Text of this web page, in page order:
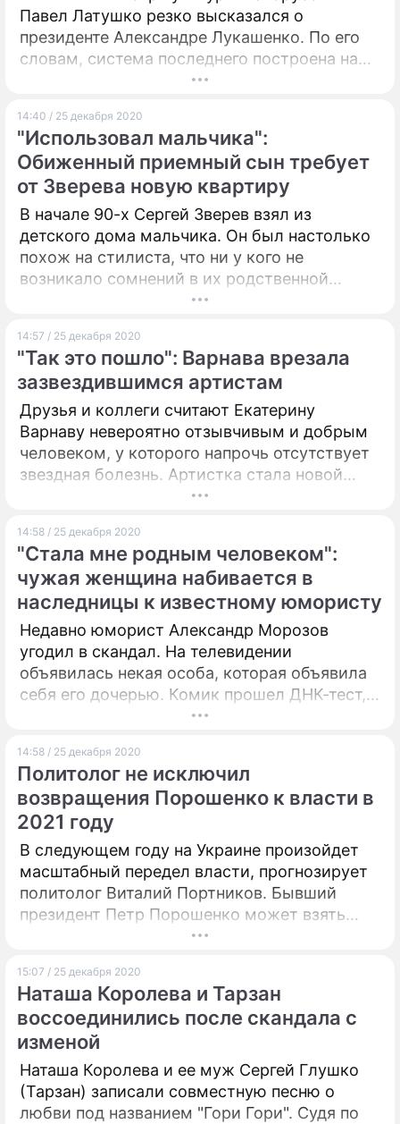
Павел Латушко резко высказался о
президенте Александре Лукашенко. По его
словам, система последнего построена на
14:40 / 25 декабря 2020
"Использовал мальчика":
Обиженный приемный сын требует
от Зверева новую квартиру
В начале 90-х Сергей Зверев взял из
детского дома мальчика. Он был настолько
похож на стилиста, что ни у кого не
возникало сомнений в их родственной
связи. Сам Сергей Зверев-младший узнал
конфликтах отца и сына тогда никто не мог
даже подумать.
14:57 / 25 декабря 2020
"Так это пошло": Варнава врезала
зазвездившимся артистам
Друзья и коллеги считают Екатерину
Варнаву невероятно отзывчивым и добрым
человеком, у которого напрочь отсутствует
звездная болезнь. Артистка стала новой
гостьей ютуб-шоу "Георгий за кадром", где
популярности.
14:58 / 25 декабря 2020
"Стала мне родным человеком":
чужая женщина набивается в
наследницы к известному юмористу
Недавно юморист Александр Морозов
угодил в скандал. На телевидении
объявилась некая особа, которая объявила
себя его дочерью. Комик прошел ДНК-тест,
результаты которого уже готовы.
14:58 / 25 декабря 2020
Политолог не исключил
возвращения Порошенко к власти в
2021 году
В следующем году на Украине произойдет
масштабный передел власти, прогнозирует
политолог Виталий Портников. Бывший
президент Петр Порошенко может взять
реванш за поражение в 2019 году, полагает
15:07 / 25 декабря 2020
Наташа Королева и Тарзан
воссоединились после скандала с
изменой
Наташа Королева и ее муж Сергей Глушко
(Тарзан) записали совместную песню о
любви под названием "Гори Гори". Судя по